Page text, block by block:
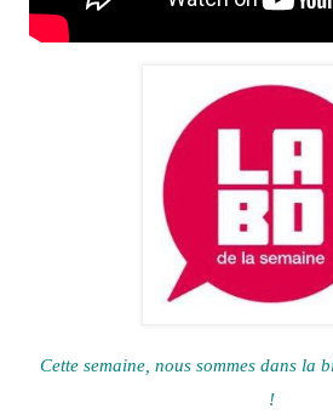
Cette semaine, nous sommes dans la
!